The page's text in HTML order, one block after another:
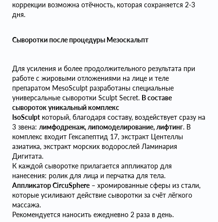
коррекции возможна отёчность, которая сохраняется 2-3
дня.
Сыворотки после процедуры Мезоскальпт
Для усиления и более продолжительного результата при
работе с жировыми отложениями на лице и теле
препаратом MesoSculpt разработаны специальные
универсальные сыворотки Sculpt Secret. В составе
сывороток уникальный комплекс
IsoSculpt который, благодаря составу, воздействует сразу на
3 звена: лимфодренаж, липомоделирование, лифтинг. В
комплекс входит Гексапептид 17, экстракт Центеллы
азиатика, экстракт морских водорослей Ламинария
Дигитата.
К каждой сыворотке прилагается аппликатор для
нанесения: ролик для лица и перчатка для тела.
Аппликатор CircuSphere – хромированные сферы из стали,
которые усиливают действие сыворотки за счёт лёгкого
массажа.
Рекомендуется наносить ежедневно 2 раза в день.